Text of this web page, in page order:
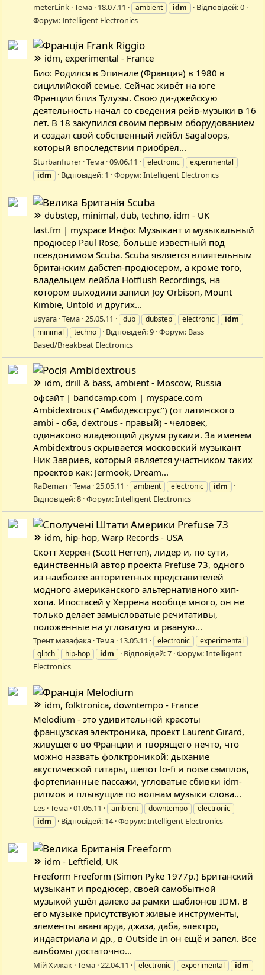
meterLink Тема 18.07.11 ambient idm
Відповідей: 0
Форум:Intelligent Electronics
Frank Riggio
idm, experimental - France
Био: Родился в Эпинале (Франция) в 1980 в
сицилийской семье. Сейчас живёт на юге
Франции близ Тулузы. Свою ди-джейскую
деятельность начал со сведения рейв-музыки в 16
лет. В 18 закупился своим первым оборудованием
и создал свой собственный лейбл Sagaloops,
который впоследствии приобрёл...
Sturbanfiurer Тема 09.06.11 electronic
experimental
idm
Відповідей: 1 Форум:Intelligent Electronics
Scuba
dubstep, minimal, dub, techno, idm - UK
last.fm | myspace Инфо: Музыкант и музыкальный
продюсер Paul Rose, больше известный под
псевдонимом Scuba. Scuba является влиятельным
британским дабстеп-продюсером, а кроме того,
владельцем лейбла Hotflush Recordings, на
котором выходили записи Joy Orbison, Mount
Kimbie, Untold и других...
usyara Тема 25.05.11 dub dubstep electronic
idm
minimal
techno Відповідей: 9 Форум: Bass
Based/Breakbeat Electronics
Ambidextrous
idm, drill & bass, ambient - Moscow, Russia
офсайт | bandcamp.com | myspace.com
Ambidextrous (‘’Амбидекструс’‘) (от латинского
ambi - оба, dextrous - правый) - человек,
одинаково владеющий двумя руками. За именем
Ambidextrous скрывается московский музыкант
Ник Завриев, который является участником таких
проектов как: Jermook, Dream...
RaDeman Тема 25.05.11 ambient electronic idm
Відповідей: 8 Форум:Intelligent Electronics
Prefuse 73
idm, hip-hop, Warp Records - USA
Скотт Херрен (Scott Herren), лидер и, по сути,
единственный автор проекта Prefuse 73, одного
из наиболее авторитетных представителей
модного американского альтернативного хип-
хопа. Ипостасей у Херрена вообще много, он не
только делает замысловатые речитативы,
положенные на угловатую и рваную...
Трент мазафака Тема 13.05.11 electronic
experimental
glitch
hip-hop idm Відповідей: 7 Форум:Intelligent
Electronics
Melodium
idm, folktronica, downtempo - France
Melodium - это удивительной красоты
французская электроника, проект Laurent Girard,
живущего во Франции и творящего нечто, что
можно назвать фолктроникой: дыхание
акустической гитары, шепот lo-fi и noise сэмплов,
фортепианные пассажи, угловатые сбивки idm-
ритмов и плывущие по волнам музыки слова...
Les Тема 01.05.11 ambient downtempo
electronic
idm
Відповідей: 14 Форум:Intelligent Electronics
Freeform
idm - Leftfield, UK
Freeform Freeform (Simon Pyke 1977р.) Британский
музыкант и продюсер, своей самобытной
музыкой ушёл далеко за рамки шаблонов IDM. В
его музыке присутствуют живые инструменты,
элементы авангарда, джаза, даба, электро,
индастриала и др., в Outside In он ещё и запел. Все
альбомы достаточно...
Мій Хижак Тема 22.04.11 electronic experimental idm